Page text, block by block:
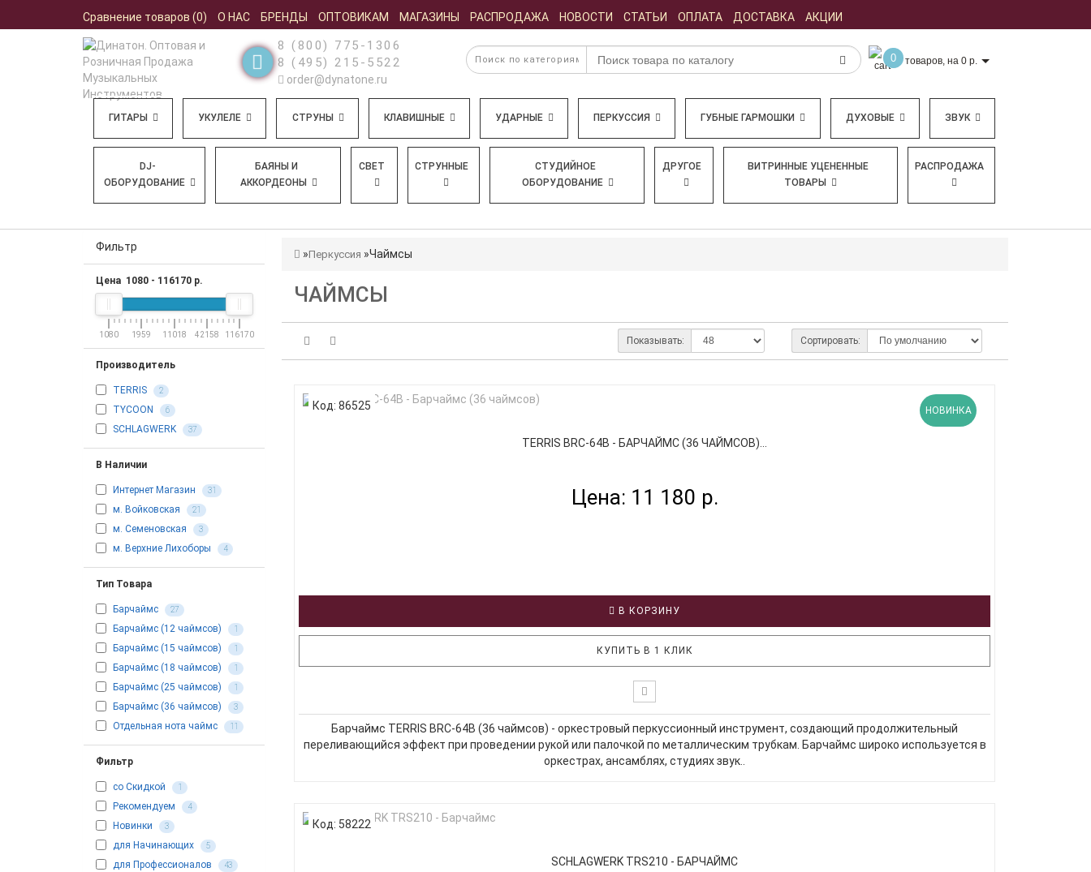
Сравнение товаров (0) О НАС БРЕНДЫ ОПТОВИКАМ МАГАЗИНЫ РАСПРОДАЖА НОВОСТИ СТАТЬИ ОПЛАТА ДОСТАВКА АКЦИИ
8 (800) 775-1306
8 (495) 215-5522
order@dynatone.ru
0 товаров, на 0 р.
ГИТАРЫ УКУЛЕЛЕ СТРУНЫ КЛАВИШНЫЕ УДАРНЫЕ ПЕРКУССИЯ ГУБНЫЕ ГАРМОШКИ ДУХОВЫЕ ЗВУК
DJ-
ОБОРУДОВАНИЕ
БАЯНЫ И
АККОРДЕОНЫ
СВЕТ СТРУННЫЕ
СТУДИЙНОЕ
ОБОРУДОВАНИЕ
ДРУГОЕ
ВИТРИННЫЕ УЦЕНЕННЫЕ
ТОВАРЫ
РАСПРОДАЖА
Фильтр
Цена 1080 - 116170 р.
1080 1959 11018 42158 116170
Производитель
TERRIS 2
TYCOON 6
SCHLAGWERK 37
В Наличии
Интернет Магазин 31
м. Войковская 21
м. Семеновская 3
м. Верхние Лихоборы 4
Тип Товара
Барчаймс 27
Барчаймс (12 чаймсов) 1
Барчаймс (15 чаймсов) 1
Барчаймс (18 чаймсов) 1
Барчаймс (25 чаймсов) 1
Барчаймс (36 чаймсов) 3
Отдельная нота чаймс 11
Фильтр
со Скидкой 1
Рекомендуем 4
Новинки 3
для Начинающих 5
для Профессионалов 43
Перкуссия Чаймсы
ЧАЙМСЫ
Сортировать:
Показывать:
Код: 86525 НОВИНКА
TERRIS BRC-64B - БАРЧАЙМС (36 ЧАЙМСОВ)...
Цена: 11 180 р.
В КОРЗИНУ
КУПИТЬ В 1 КЛИК
Барчаймс TERRIS BRC-64B (36 чаймсов) - оркестровый перкуссионный инструмент, создающий продолжительный
переливающийся эффект при проведении рукой или палочкой по металлическим трубкам. Барчаймс широко используется в
оркестрах, ансамблях, студиях звук..
Код: 58222
SCHLAGWERK TRS210 - БАРЧАЙМС